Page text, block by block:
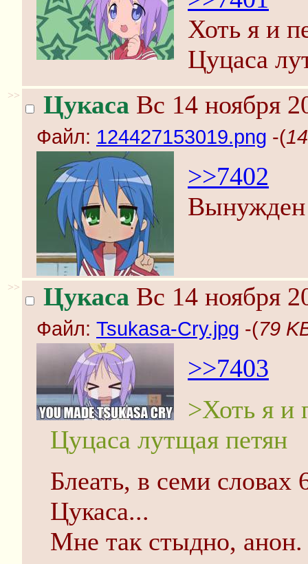
Хоть я и
Цуцаса
>> Цукаса Вс 14 ноября
Файл: 124427153019.png -(
>>7402
Вынужден
>> Цукаса Вс 14 ноября
Файл: Tsukasa-Cry.jpg -(79
>>7403
>Хоть я и
Цуцаса лутщая петян
Блеать, в семи
Цукаса...
Мне так стыдно, анон.